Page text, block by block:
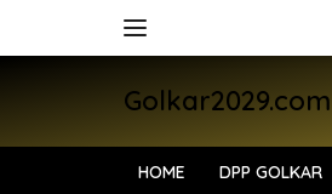
Golkar2029.com
HOME DPP GOLKAR